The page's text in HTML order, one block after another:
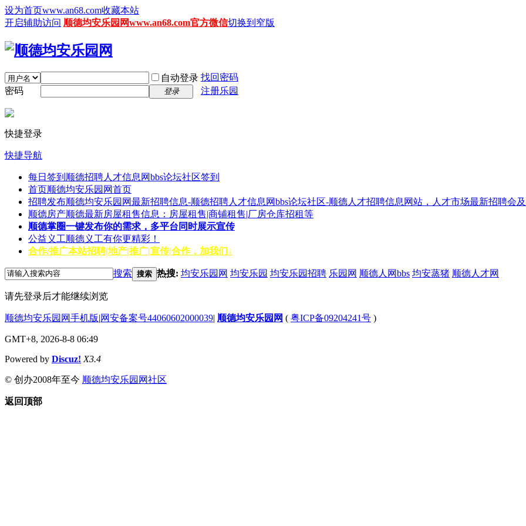
设为首页www.an68.com收藏本站
开启辅助访问 顺德均安乐园网www.an68.com官方微信切换到窄版
自动登录 找回密码
密码
登录 注册乐园
快捷登录
快捷导航
每日签到 顺德招聘人才信息网bbs论坛社区签到
首页顺德均安乐园网首页
招聘发布顺德均安乐园网最新招聘信息-顺德招聘人才信息网bbs论坛社区-顺德人才招聘信息网站，人才市场最新招聘会
顺德房产顺德最新房屋租售信息：房屋租售|商铺租售|厂房仓库招租等
顺德掌圈一键发布你的需求，多平台同时展示宣传
公益义工顺德义工有你更精彩！
合作/推广本站招聘|地产|推广|宣传|合作，加我们↓
搜索 搜索 热搜: 均安乐园网 均安乐园 均安乐园招聘 乐园网 顺德人网bbs 均安蒸猪 顺德人才网
请先登录后才能继续浏览
顺德均安乐园网手机版|网安备案号44060602000039| 顺德均安乐园网 ( 粤ICP备09204241号 )
GMT+8, 2026-8-8 06:49
Powered by Discuz! X3.4
© 创办2008年至今 顺德均安乐园网社区
返回顶部